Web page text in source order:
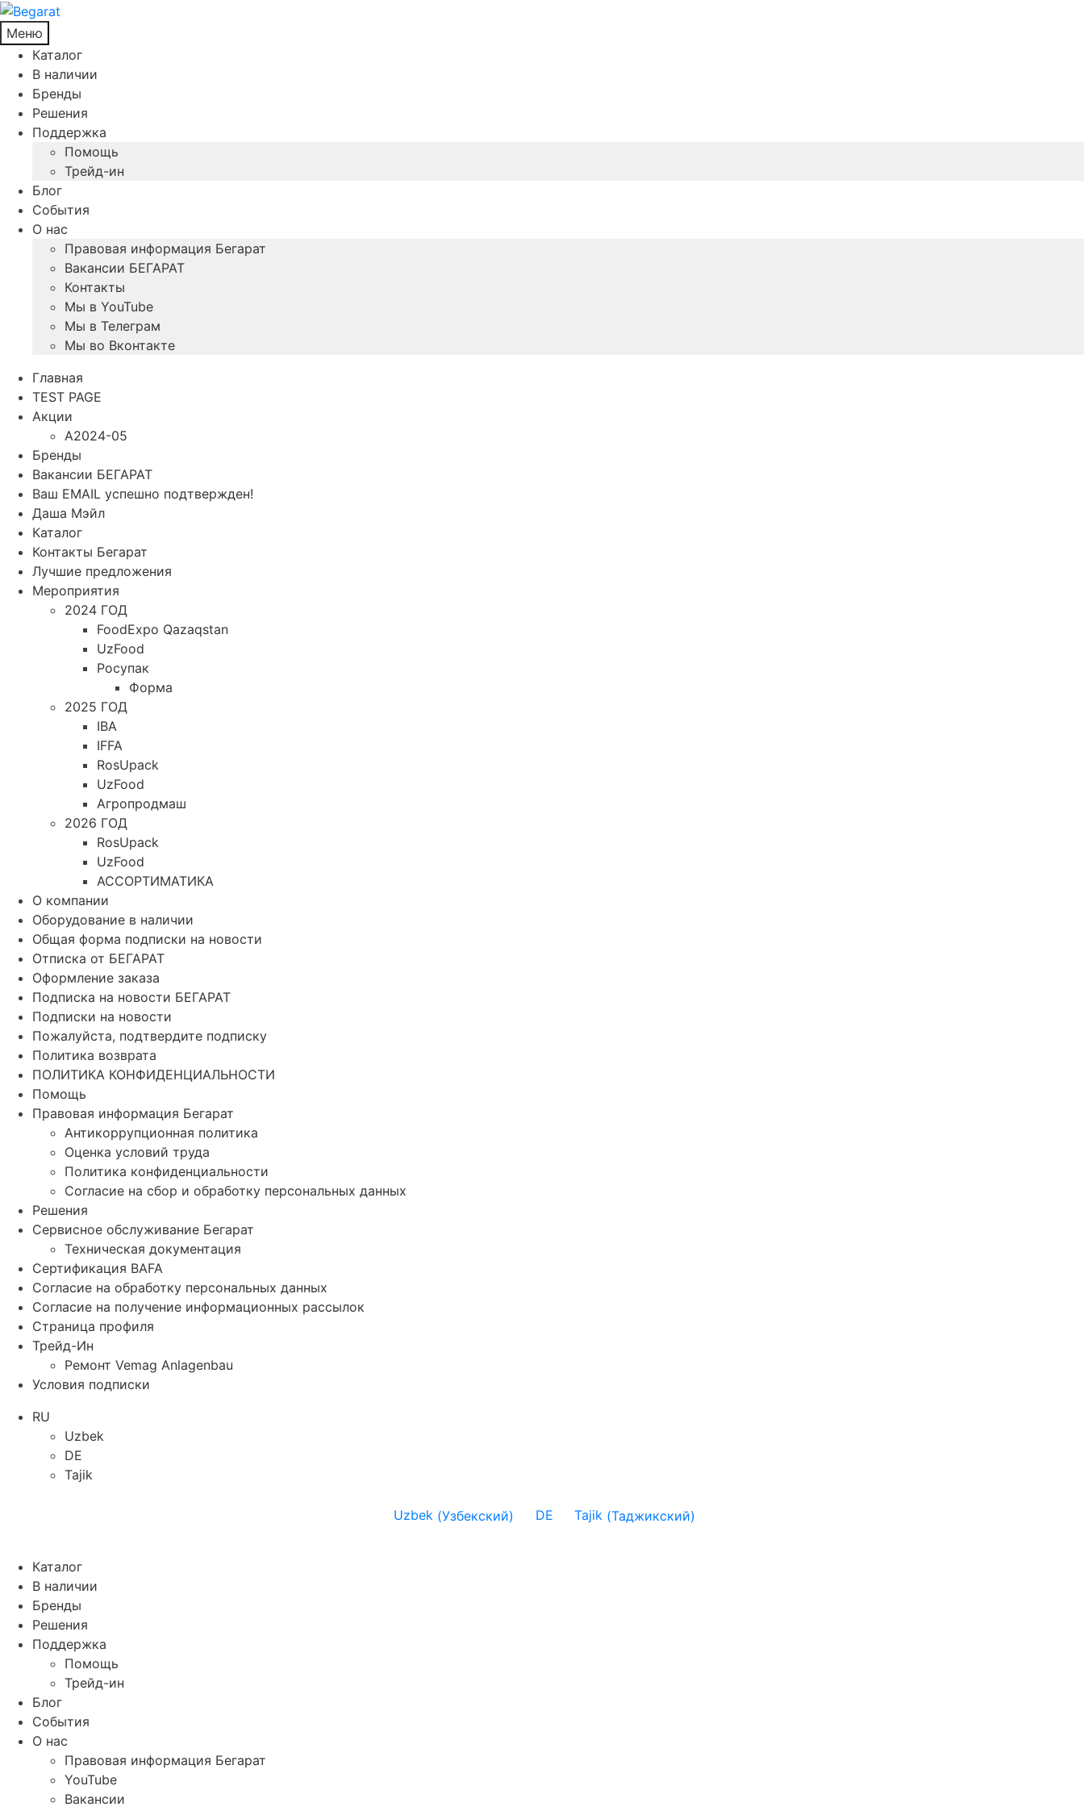
Меню
Каталог
В наличии
Бренды
Решения
Поддержка
Помощь
Трейд-ин
Блог
События
О нас
Правовая информация Бегарат
Вакансии БЕГАРАТ
Контакты
Мы в YouTube
Мы в Телеграм
Мы во Вконтакте
Главная
TEST PAGE
Акции
A2024-05
Бренды
Вакансии БЕГАРАТ
Ваш EMAIL успешно подтвержден!
Даша Мэйл
Каталог
Контакты Бегарат
Лучшие предложения
Мероприятия
2024 ГОД
FoodExpo Qazaqstan
UzFood
Росупак
Форма
2025 ГОД
IBA
IFFA
RosUpack
UzFood
Агропродмаш
2026 ГОД
RosUpack
UzFood
АССОРТИМАТИКА
О компании
Оборудование в наличии
Общая форма подписки на новости
Отписка от БЕГАРАТ
Оформление заказа
Подписка на новости БЕГАРАТ
Подписки на новости
Пожалуйста, подтвердите подписку
Политика возврата
ПОЛИТИКА КОНФИДЕНЦИАЛЬНОСТИ
Помощь
Правовая информация Бегарат
Антикоррупционная политика
Оценка условий труда
Политика конфиденциальности
Согласие на сбор и обработку персональных данных
Решения
Сервисное обслуживание Бегарат
Техническая документация
Сертификация BAFA
Согласие на обработку персональных данных
Согласие на получение информационных рассылок
Страница профиля
Трейд-Ин
Ремонт Vemag Anlagenbau
Условия подписки
RU
Uzbek
DE
Tajik
Uzbek (Узбекский) DE Tajik (Таджикский)
Каталог
В наличии
Бренды
Решения
Поддержка
Помощь
Трейд-ин
Блог
События
О нас
Правовая информация Бегарат
YouTube
Вакансии